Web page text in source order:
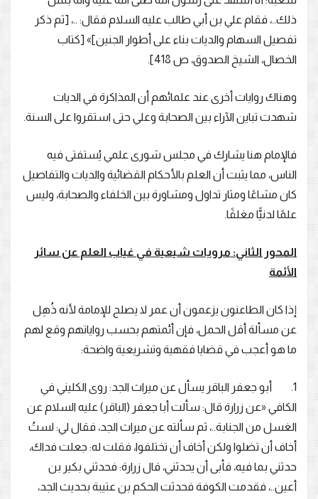
ذلك..، فقام علي بن أبي طالب عليه السلام فقال: ..، [ثم ذكر
تفصيل السهام والديات بناء على أطوار الجنين]» [كتاب
الخصال، الشيخ الصدوق، ص 418].
وهناك روايات أخرى عند علمائهم أن المذاكرة في الديات
شهدت تباين الآراء بين الصحابة وعلي حتى استقروا على السنة.
فالإمام هنا يشارك في مجلس شورى علمي يُستفتى فيه
الناس، مما يثبت أن العلم بالأحكام القضائية والديات والتفاصيل
كان مشاعًا ومثار تداول ومشاورة بين الخلفاء والصحابة، وليس
علمًا لدنيًّا مغلقًا.
المحور الثاني: مرويات شيعية في غياب العلم عن سائر
الأئمة
إذا كان الطاعنون يزعمون أن عمر لا يصلح للإمامة لأنه ذُهِل
عن مسألة أقل الحمل، فإن أئمتهم بحسب رواياتهم وقع لهم
ما هو أعجب في قضايا فقهية وتشريعية واضحة:
1. أبو جعفر الباقر يسأل عن ميراث الجد: روى الكليني في
الكافي «عن زرارة قال: سألت أبا جعفر (الباقر) عليه السلام عن
الغسل من الجنابة..، ثم سألته عن ميراث الجد، فقال لي: لستُ
أخاف أن تضلوا ولكن أخاف أن تختلفوا، فقلت له: جعلت فداك،
حدثني بما فيه، فأبى أن يحدثني، قال زرارة: فحدثني بكير بن
أعين..، فقدمت الكوفة فحدثت الحكم بن عتيبة بحديث الجد،